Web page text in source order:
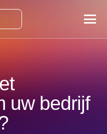
uw bedrijf